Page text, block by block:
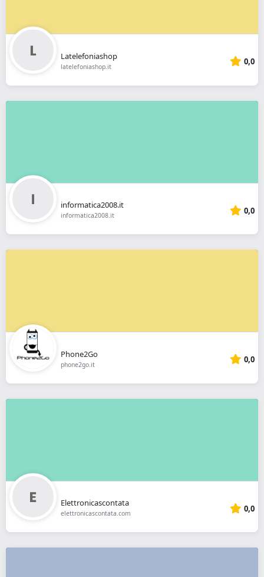
Latelefoniashop
latelefoniashop.it 0,0
informatica2008.it
informatica2008.it 0,0
Phone2Go
phone2go.it 0,0
Elettronicascontata
elettronicascontata.com 0,0